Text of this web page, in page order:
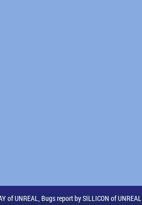
of UNREAL, Bugs report by SILLICON of UNREAL